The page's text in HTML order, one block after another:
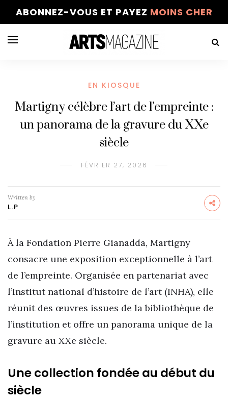
ABONNEZ-VOUS ET PAYEZ MOINS CHER
EN KIOSQUE
Martigny célèbre l’art de l’empreinte :
un panorama de la gravure du XXe
siècle
FÉVRIER 27, 2026
Written by
L.P
À la Fondation Pierre Gianadda, Martigny
consacre une exposition exceptionnelle à l’art
de l’empreinte. Organisée en partenariat avec
l’Institut national d’histoire de l’art (INHA), elle
réunit des œuvres issues de la bibliothèque de
l’institution et offre un panorama unique de la
gravure au XXe siècle.
Une collection fondée au début du
siècle